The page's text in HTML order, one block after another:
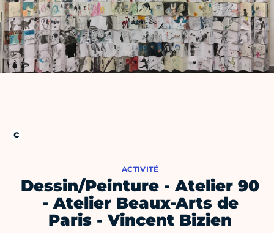
ACTIVITÉ
Dessin/Peinture - Atelier 90
- Atelier Beaux-Arts de
Paris - Vincent Bizien